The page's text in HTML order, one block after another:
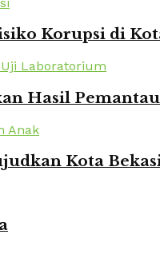
Korupsi di
Hasil
Kota